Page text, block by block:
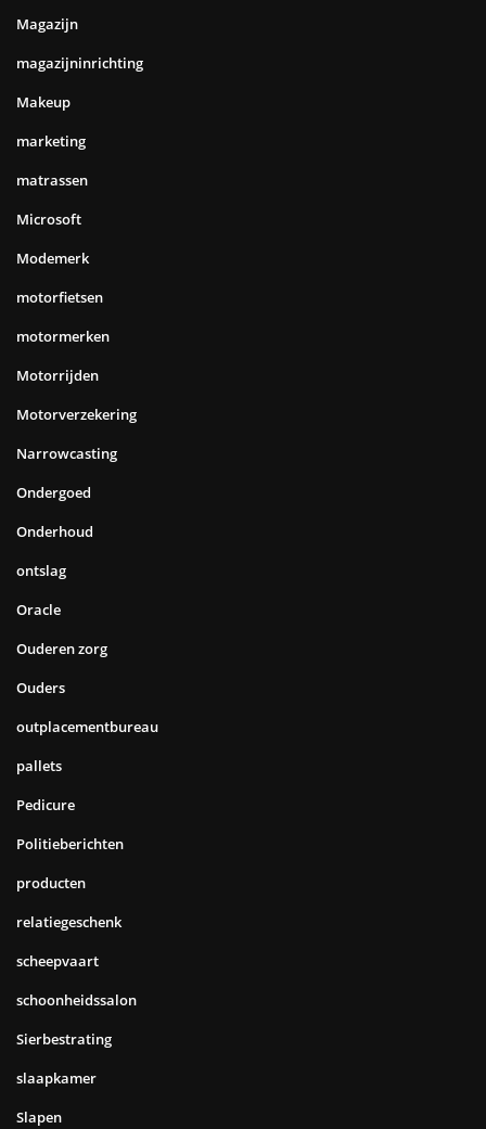
Magazijn
magazijninrichting
Makeup
marketing
matrassen
Microsoft
Modemerk
motorfietsen
motormerken
Motorrijden
Motorverzekering
Narrowcasting
Ondergoed
Onderhoud
ontslag
Oracle
Ouderen zorg
Ouders
outplacementbureau
pallets
Pedicure
Politieberichten
producten
relatiegeschenk
scheepvaart
schoonheidssalon
Sierbestrating
slaapkamer
Slapen